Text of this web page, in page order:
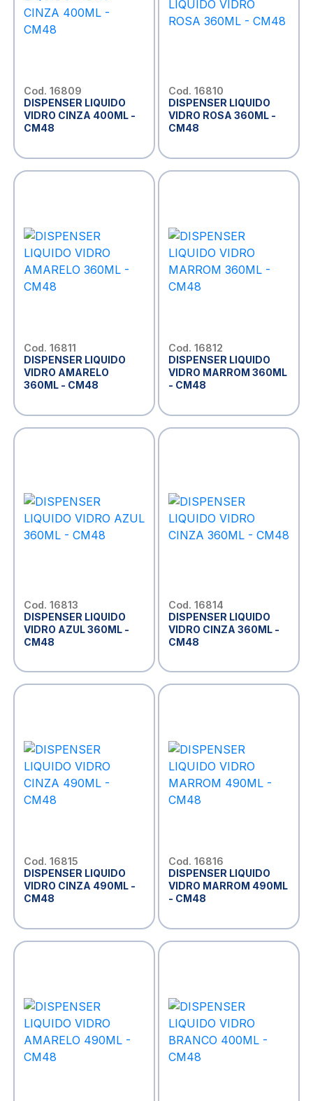
Cod. 16809
DISPENSER LIQUIDO
VIDRO CINZA 400ML -
CM48
Cod. 16810
DISPENSER LIQUIDO
VIDRO ROSA 360ML -
CM48
Cod. 16811
DISPENSER LIQUIDO
VIDRO AMARELO
360ML - CM48
Cod. 16812
DISPENSER LIQUIDO
VIDRO MARROM 360ML
- CM48
Cod. 16813
DISPENSER LIQUIDO
VIDRO AZUL 360ML -
CM48
Cod. 16814
DISPENSER LIQUIDO
VIDRO CINZA 360ML -
CM48
Cod. 16815
DISPENSER LIQUIDO
VIDRO CINZA 490ML -
CM48
Cod. 16816
DISPENSER LIQUIDO
VIDRO MARROM 490ML
- CM48